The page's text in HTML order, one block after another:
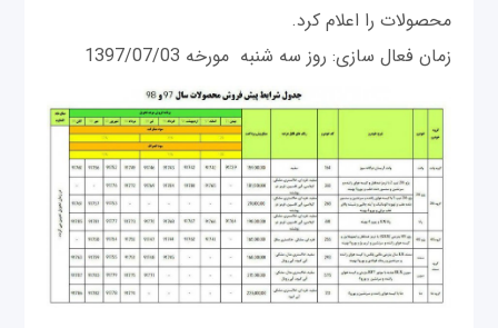
محصولات را اعلام کرد.
زمان فعال سازی: روز سه شنبه مورخه 1397/07/03